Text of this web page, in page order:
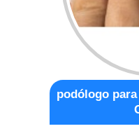
podólogo